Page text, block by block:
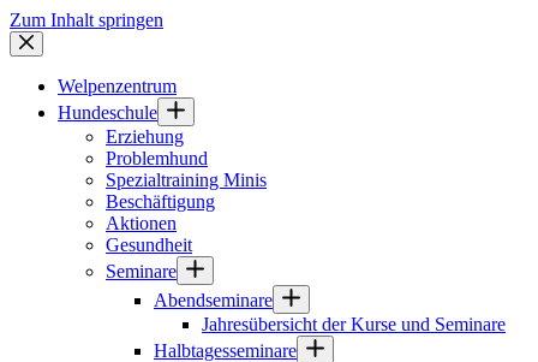
Zum Inhalt springen
Welpenzentrum
Hundeschule
Erziehung
Problemhund
Spezialtraining Minis
Beschäftigung
Aktionen
Gesundheit
Seminare
Abendseminare
Jahresübersicht der Kurse und Seminare
Halbtagesseminare